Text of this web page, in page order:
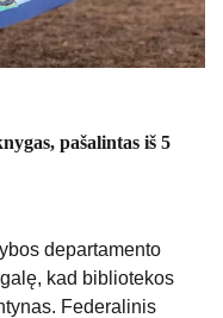
pašalintas iš 5
departamento
kad bibliotekos
Federalinis